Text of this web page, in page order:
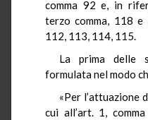
comma 92 e, in
terzo comma, 118 e
112, 113, 114, 115.
La prima delle
formulata nel modo
«Per l’attuazione
cui all’art. 1,